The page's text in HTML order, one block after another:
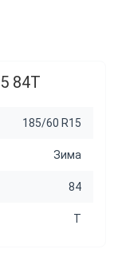
84T
185/60 R15
Зима
84
T